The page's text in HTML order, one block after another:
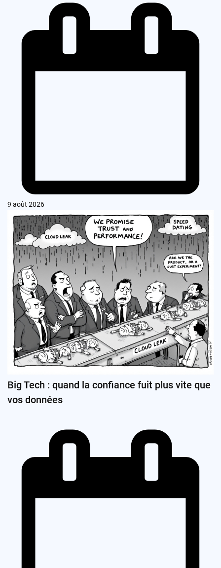
9 août 2026
Big Tech : quand la confiance fuit plus vite que
vos données